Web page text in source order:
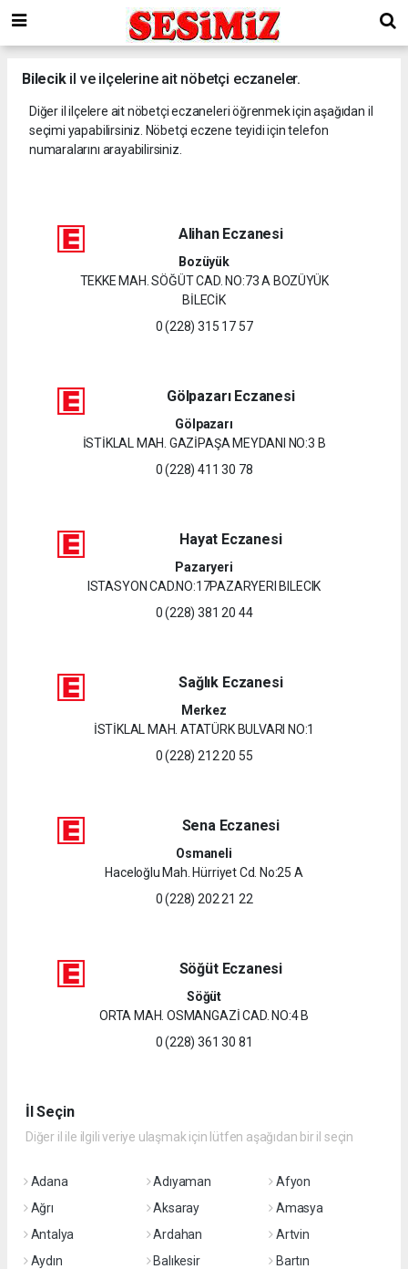
Bilecikil ve ilçelerine ait nöbetçi eczaneler.
Diğer il ilçelere ait nöbetçi eczaneleri öğrenmek için aşağıdan il
seçimi yapabilirsiniz. Nöbetçi eczene teyidi için telefon
numaralarını arayabilirsiniz.
Alihan Eczanesi
Bozüyük
TEKKE MAH. SÖĞÜT CAD. NO:73 A BOZÜYÜK
BİLECİK
0 (228) 315 17 57
Gölpazarı Eczanesi
Gölpazarı
İSTİKLAL MAH. GAZİPAŞA MEYDANI NO:3 B
0 (228) 411 30 78
Hayat Eczanesi
Pazaryeri
ISTASYON CAD.NO:17PAZARYERI BILECIK
0 (228) 381 20 44
Sağlık Eczanesi
Merkez
İSTİKLAL MAH. ATATÜRK BULVARI NO:1
0 (228) 212 20 55
Sena Eczanesi
Osmaneli
Haceloğlu Mah. Hürriyet Cd. No:25 A
0 (228) 202 21 22
Söğüt Eczanesi
Söğüt
ORTA MAH. OSMANGAZİ CAD. NO:4 B
0 (228) 361 30 81
İl Seçin
Diğer il ile ilgili veriye ulaşmak için lütfen aşağıdan bir il seçin
Adana Adıyaman
Afyon
Ağrı
Aksaray
Amasya
Antalya
Ardahan
Artvin
Aydın
Balıkesir
Bartın